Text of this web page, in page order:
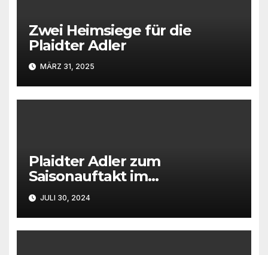
Zwei Heimsiege für die
Plaidter Adler
MÄRZ 31, 2025
Plaidter Adler zum
Saisonauftakt im
Rheinlandpokal gefordert
JULI 30, 2024